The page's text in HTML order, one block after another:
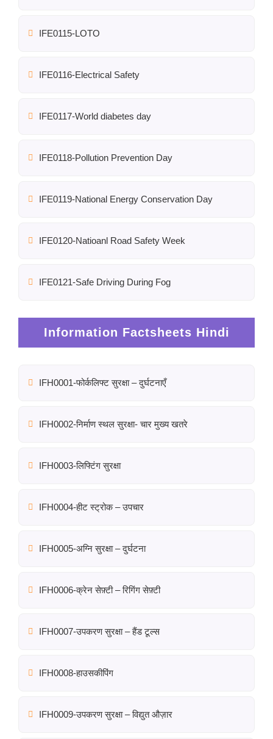
IFE0115-LOTO
IFE0116-Electrical Safety
IFE0117-World diabetes day
IFE0118-Pollution Prevention Day
IFE0119-National Energy Conservation Day
IFE0120-Natioanl Road Safety Week
IFE0121-Safe Driving During Fog
Information Factsheets Hindi
IFH0001-फोर्कलिफ्ट सुरक्षा – दुर्घटनाएँ
IFH0002-निर्माण स्थल सुरक्षा- चार मुख्य खतरे
IFH0003-लिफ्टिंग सुरक्षा
IFH0004-हीट स्ट्रोक – उपचार
IFH0005-अग्नि सुरक्षा – दुर्घटना
IFH0006-क्रेन सेफ़्टी – रिगिंग सेफ़्टी
IFH0007-उपकरण सुरक्षा – हैंड टूल्स
IFH0008-हाउसकीपिंग
IFH0009-उपकरण सुरक्षा – विद्युत औज़ार